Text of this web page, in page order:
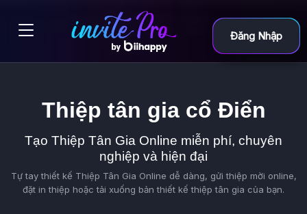
Đăng Nhập
Thiệp tân gia cổ Điển
Tạo Thiệp Tân Gia Online miễn phí, chuyên
nghiệp và hiện đại
Tự tay thiết kế Thiệp Tân Gia Online dễ dàng, gửi thiệp mời online,
đặt in thiệp hoặc tải xuống bản thiết kế thiệp tân gia của bạn.